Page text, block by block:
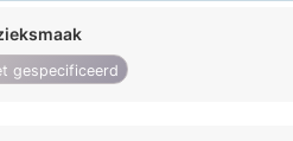
gespecificeerd